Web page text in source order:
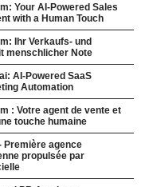
Your AI-Powered Sales
with a Human Touch
Ihr Verkaufs- und
menschlicher Note
AI-Powered SaaS
Automation
: Votre agent de vente et
touche humaine
Première agence
propulsée par